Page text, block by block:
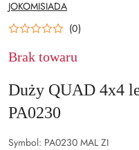
PRODUCENTA:
JOKOMISIADA
(0)
Brak towaru
Duży QUAD 4x4
PA0230
Symbol: PA0230 MAL ZI